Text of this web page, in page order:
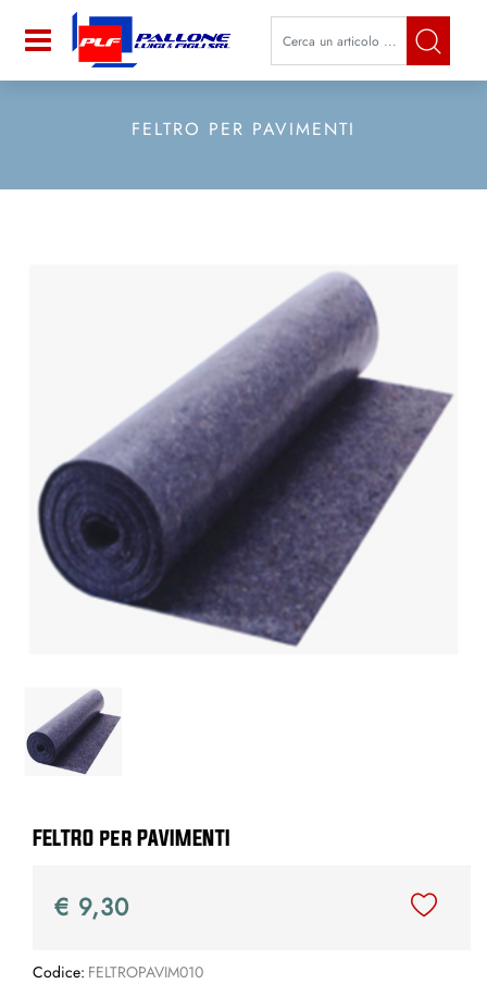
Open La modifica di un filtro
FELTRO PER PAVIMENTI
FELTRO per PAVIMENTI
€ 9,30
Codice: FELTROPAVIM010